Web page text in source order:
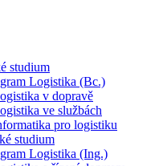
studium
Logistika (Bc.)
v dopravě
ve službách
pro logistiku
studium
Logistika (Ing.)